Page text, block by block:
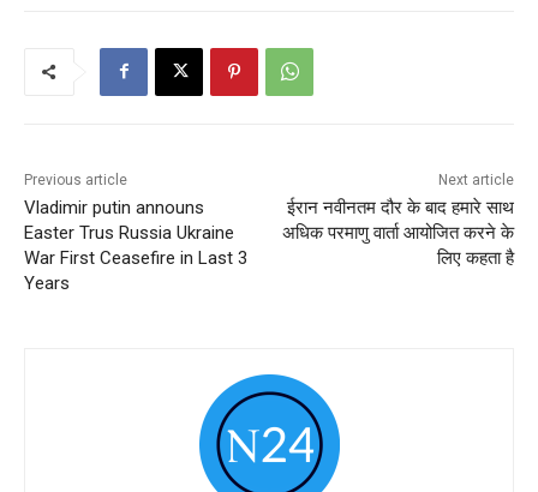
Previous article
Vladimir putin announs
Easter Trus Russia Ukraine
War First Ceasefire in Last 3
Years
Next article
ईरान नवीनतम दौर के बाद हमारे साथ
अधिक परमाणु वार्ता आयोजित करने के
लिए कहता है